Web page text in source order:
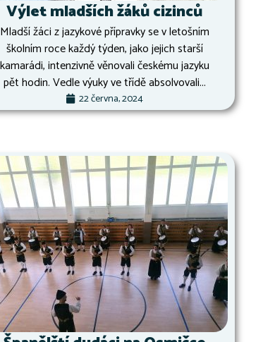
Výlet mladších žáků cizinců
Mladší žáci z jazykové přípravky se v letošním
školním roce každý týden, jako jejich starší
kamarádi, intenzivně věnovali českému jazyku
pět hodin. Vedle výuky ve třídě absolvovali...
22 června, 2024